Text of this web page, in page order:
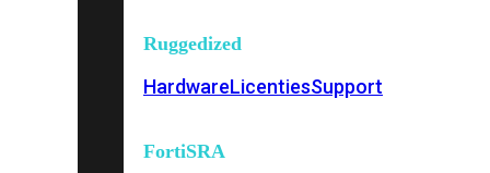
Ruggedized
HardwareLicentiesSupport
FortiSRA